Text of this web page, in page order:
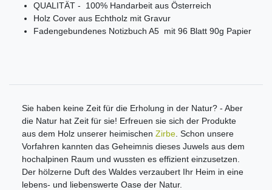
QUALITÄT - 100% Handarbeit aus Österreich
Holz Cover aus Echtholz mit Gravur
Fadengebundenes Notizbuch A5 mit 96 Blatt 90g Papier
Sie haben keine Zeit für die Erholung in der Natur? - Aber
die Natur hat Zeit für sie! Erfreuen sie sich der Produkte
aus dem Holz unserer heimischen Zirbe . Schon unsere
Vorfahren kannten das Geheimnis dieses Juwels aus dem
hochalpinen Raum und wussten es effizient einzusetzen.
Der hölzerne Duft des Waldes verzaubert Ihr Heim in eine
lebens- und liebenswerte Oase der Natur.